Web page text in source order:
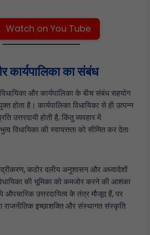
Watch on You Tube
कार्यपालिका का संबंध
और कार्यपालिका के बीच संबंध सहयोग
होता है। कार्यपालिका विधायिका से ही उत्पन्न
उत्तरदायी होती है, किंतु व्यवहार में
विधायिका की स्वायत्तता को सीमित कर देता
कठोर दलीय अनुशासन और अध्यादेशों
की भूमिका को कमजोर करने की आशंका
औपचारिक उत्तरदायित्व के तंत्र मौजूद हैं, पर
राजनीतिक इच्छाशक्ति और संस्थागत संस्कृति